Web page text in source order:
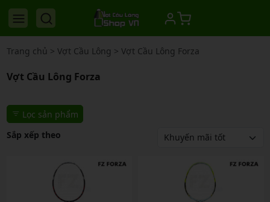
Trang chủ > Vợt Cầu Lông > Vợt Cầu Lông Forza
Vợt Cầu Lông Forza
Lọc sản phẩm
Sắp xếp theo